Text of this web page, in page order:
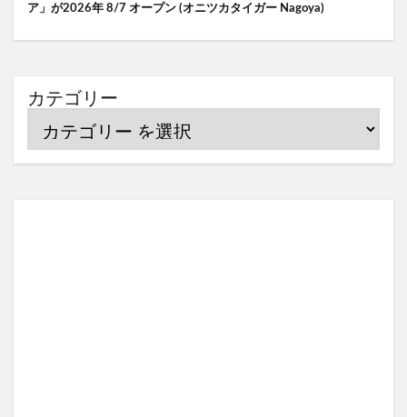
ア」が2026年 8/7 オープン (オニツカタイガー Nagoya)
カテゴリー